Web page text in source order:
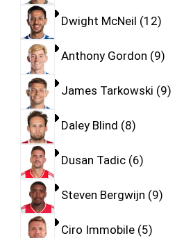
Dwight McNeil 12
Anthony Gordon 9
James Tarkowski 9
Daley Blind 8
Dusan Tadic 6
Steven Bergwijn 9
Ciro Immobile 5